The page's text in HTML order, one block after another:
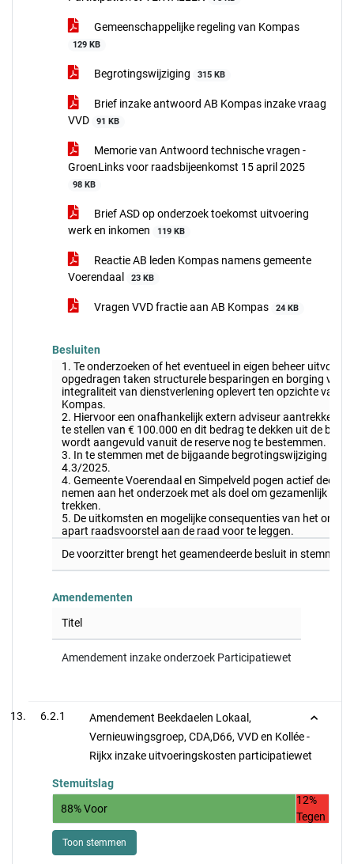
Gemeenschappelijke regeling van Kompas
129 KB
Begrotingswijziging 315 KB
Brief inzake antwoord AB Kompas inzake vraag
VVD
91 KB
Memorie van Antwoord technische vragen -
GroenLinks voor raadsbijeenkomst 15 april 2025
98 KB
Brief ASD op onderzoek toekomst uitvoering
werk en inkomen
119 KB
Reactie AB leden Kompas namens gemeente
Voerendaal
23 KB
Vragen VVD fractie aan AB Kompas 24 KB
Besluiten
1. Te onderzoeken of het eventueel in eigen beheer
opgedragen taken structurele besparingen en borging van
integraliteit van dienstverlening oplevert ten opzichte van
Kompas.
2. Hiervoor een onafhankelijk extern adviseur aantrekken
te stellen van € 100.000 en dit bedrag te dekken uit de
wordt aangevuld vanuit de reserve nog te bestemmen.
3. In te stemmen met de bijgaande begrotingswijziging met
4.3/2025.
4. Gemeente Voerendaal en Simpelveld pogen actief deel te
nemen aan het onderzoek met als doel om gezamenlijk op te
trekken.
5. De uitkomsten en mogelijke consequenties van het
apart raadsvoorstel aan de raad voor te leggen.
De voorzitter brengt het geamendeerde besluit in
Amendementen
Titel
Amendement inzake onderzoek Participatiewet
6.2.1
Amendement Beekdaelen Lokaal,
Vernieuwingsgroep, CDA,D66, VVD en Kollée -
Rijkx inzake uitvoeringskosten participatiewet
Stemuitslag
88% Voor
12%
Tegen
Toon stemmen